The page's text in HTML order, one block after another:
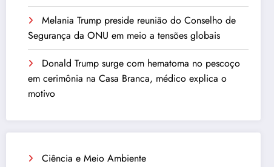
Melania Trump preside reunião do Conselho de
Segurança da ONU em meio a tensões globais
Donald Trump surge com hematoma no pescoço
em cerimônia na Casa Branca, médico explica o
motivo
Ciência e Meio Ambiente